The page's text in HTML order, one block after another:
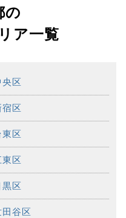
の
ア一覧
央区
宿区
東区
東区
黒区
田谷区